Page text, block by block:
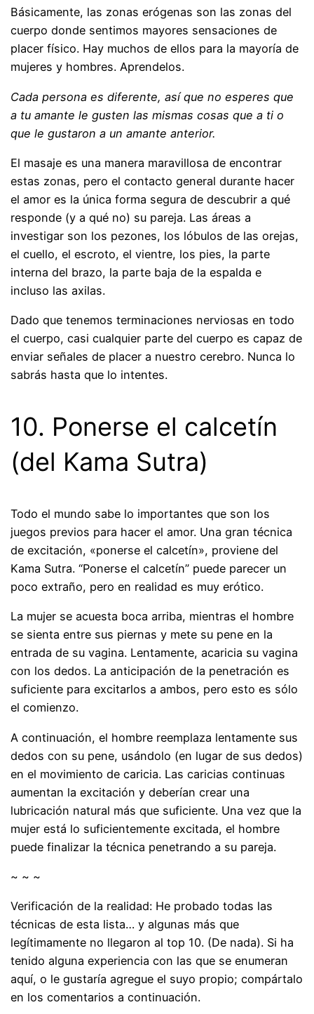
Básicamente, las zonas erógenas son las zonas del
cuerpo donde sentimos mayores sensaciones de
placer físico. Hay muchos de ellos para la mayoría de
mujeres y hombres. Aprendelos.
Cada persona es diferente, así que no esperes que
a tu amante le gusten las mismas cosas que a ti o
que le gustaron a un amante anterior.
El masaje es una manera maravillosa de encontrar
estas zonas, pero el contacto general durante hacer
el amor es la única forma segura de descubrir a qué
responde (y a qué no) su pareja. Las áreas a
investigar son los pezones, los lóbulos de las orejas,
el cuello, el escroto, el vientre, los pies, la parte
interna del brazo, la parte baja de la espalda e
incluso las axilas.
Dado que tenemos terminaciones nerviosas en todo
el cuerpo, casi cualquier parte del cuerpo es capaz de
enviar señales de placer a nuestro cerebro. Nunca lo
sabrás hasta que lo intentes.
10. Ponerse el calcetín
(del Kama Sutra)
Todo el mundo sabe lo importantes que son los
juegos previos para hacer el amor. Una gran técnica
de excitación, «ponerse el calcetín», proviene del
Kama Sutra. “Ponerse el calcetín” puede parecer un
poco extraño, pero en realidad es muy erótico.
La mujer se acuesta boca arriba, mientras el hombre
se sienta entre sus piernas y mete su pene en la
entrada de su vagina. Lentamente, acaricia su vagina
con los dedos. La anticipación de la penetración es
suficiente para excitarlos a ambos, pero esto es sólo
el comienzo.
A continuación, el hombre reemplaza lentamente sus
dedos con su pene, usándolo (en lugar de sus dedos)
en el movimiento de caricia. Las caricias continuas
aumentan la excitación y deberían crear una
lubricación natural más que suficiente. Una vez que la
mujer está lo suficientemente excitada, el hombre
puede finalizar la técnica penetrando a su pareja.
~ ~ ~
Verificación de la realidad: He probado todas las
técnicas de esta lista… y algunas más que
legítimamente no llegaron al top 10. (De nada). Si ha
tenido alguna experiencia con las que se enumeran
aquí, o le gustaría agregue el suyo propio; compártalo
en los comentarios a continuación.